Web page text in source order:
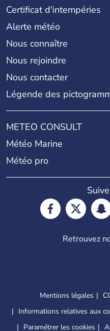
Certificat d'intempéries
Alerte météo
Nous connaître
Nous rejoindre
Nous contacter
Légende des
METEO CONSULT
Météo Marine
Météo pro
Retrouvez
Mentions légales
Informations relatives aux
Paramétrer les cookies